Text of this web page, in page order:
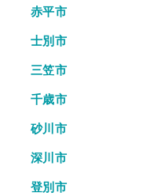
赤平市
士別市
三笠市
千歳市
砂川市
深川市
登別市